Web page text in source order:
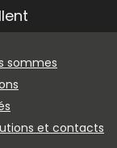
sommes
et contacts